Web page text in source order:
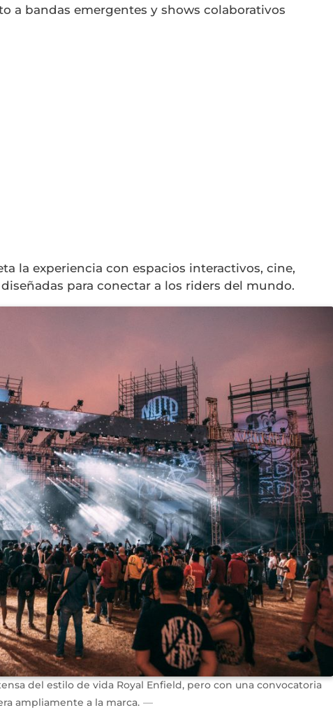
a bandas emergentes y shows colaborativos
la experiencia con espacios interactivos, cine,
para conectar a los riders del mundo.
del estilo de vida Royal Enfield, pero con una convocatoria
ampliamente a la marca.